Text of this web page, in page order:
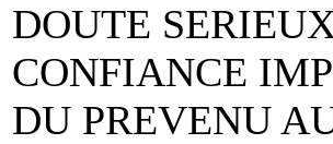
DOUTE
CONFIANCE
DU PREVENU